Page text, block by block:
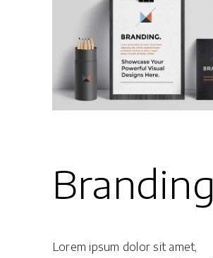
Branding
Lorem ipsum dolor sit amet,